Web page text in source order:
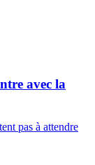
avec la
pas à attendre